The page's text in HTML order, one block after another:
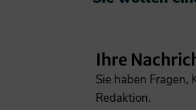
Ihre
Sie haben Fragen,
Redaktion.